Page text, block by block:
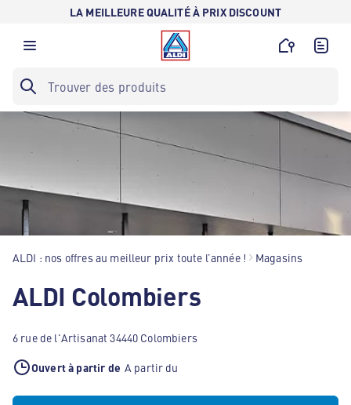
LA MEILLEURE QUALITÉ À PRIX DISCOUNT
ALDI : nos offres au meilleur prix toute l’année ! Magasins
ALDI Colombiers
6 rue de l'Artisanat 34440 Colombiers
Ouvert à partir de A partir du